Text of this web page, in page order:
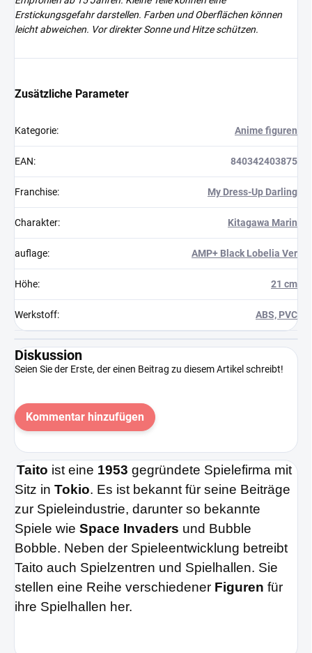
Erstickungsgefahr darstellen. Farben und Oberflächen können
leicht abweichen. Vor direkter Sonne und Hitze schützen.
Zusätzliche Parameter
Kategorie: Anime figuren
EAN: 840342403875
Franchise: My Dress-Up Darling
Charakter: Kitagawa Marin
auflage: AMP+ Black Lobelia Ver
Höhe: 21 cm
Werkstoff: ABS, PVC
Diskussion
Seien Sie der Erste, der einen Beitrag zu diesem Artikel schreibt!
Kommentar hinzufügen
Taito ist eine 1953 gegründete Spielefirma mit
Sitz in Tokio. Es ist bekannt für seine Beiträge
zur Spieleindustrie, darunter so bekannte
Spiele wie Space Invaders und Bubble
Bobble. Neben der Spieleentwicklung betreibt
Taito auch Spielzentren und Spielhallen. Sie
stellen eine Reihe verschiedener Figuren für
ihre Spielhallen her.